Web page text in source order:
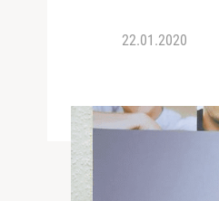
22.01.2020